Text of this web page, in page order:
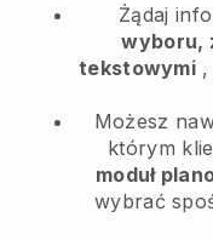
Żądaj
wyboru,
tekstowymi ,
Możesz
którym
moduł
wybrać